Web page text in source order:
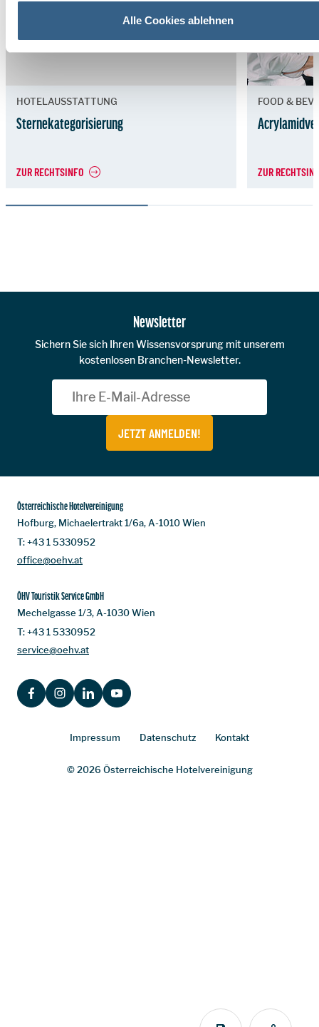
Alle Cookies ablehnen
HOTELAUSSTATTUNG
Sternekategorisierung
ZUR RECHTSINFO
FOOD &
ZUR
Newsletter
Sichern Sie sich Ihren Wissensvorsprung mit unserem
kostenlosen Branchen-Newsletter.
JETZT ANMELDEN!
Österreichische Hotelvereinigung
Hofburg, Michaelertrakt 1/6a, A-1010 Wien
T:+43 1 5330952
office@oehv.at
ÖHV Touristik Service GmbH
Mechelgasse 1/3, A-1030 Wien
T:+43 1 5330952
service@oehv.at
FACEBOOKINSTAGRAMLINKEDINYOUTUBE
Impressum Datenschutz Kontakt
© 2026 Österreichische Hotelvereinigung